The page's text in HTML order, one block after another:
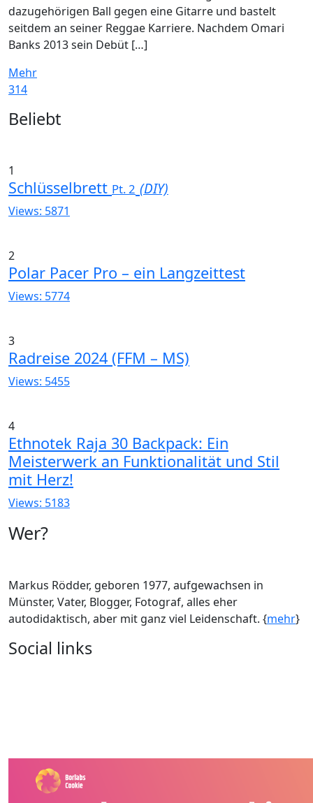
dazugehörigen Ball gegen eine Gitarre und bastelt
seitdem an seiner Reggae Karriere. Nachdem Omari
Banks 2013 sein Debüt […]
Mehr
314
Widgets
Beliebt
1
Schlüsselbrett Pt. 2 (DIY)
Views: 5871
2
Polar Pacer Pro – ein Langzeittest
Views: 5774
3
Radreise 2024 (FFM – MS)
Views: 5455
4
Ethnotek Raja 30 Backpack: Ein
Meisterwerk an Funktionalität und Stil
mit Herz!
Views: 5183
Wer?
Markus Rödder, geboren 1977, aufgewachsen in
Münster, Vater, Blogger, Fotograf, alles eher
autodidaktisch, aber mit ganz viel Leidenschaft. {mehr}
Social links